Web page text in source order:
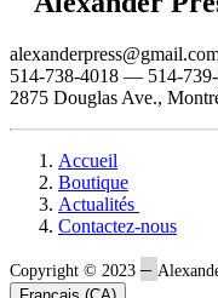
514-738-4018 — 514-
2875 Douglas Ave.,
Accueil
Boutique
Actualités
Contactez-nous
Copyright © 2023–